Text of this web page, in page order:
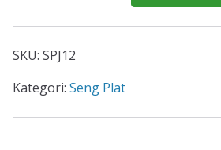
2026
SKU: SPJ12
Kategori: Seng Plat